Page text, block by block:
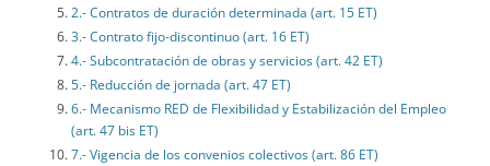
2.- Contratos de duración determinada (art. 15 ET)
3.- Contrato fijo-discontinuo (art. 16 ET)
4.- Subcontratación de obras y servicios (art. 42 ET)
5.- Reducción de jornada (art. 47 ET)
6.- Mecanismo RED de Flexibilidad y Estabilización del Empleo
(art. 47 bis ET)
7.- Vigencia de los convenios colectivos (art. 86 ET)